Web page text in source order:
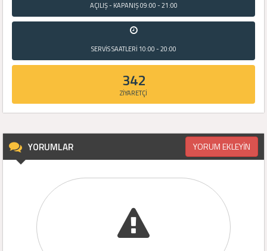
AÇILIŞ - KAPANIŞ09:00 - 21:00
SERVİS SAATLERİ 10:00 - 20:00
342
ZİYARETÇİ
YORUMLAR YORUM EKLEYİN